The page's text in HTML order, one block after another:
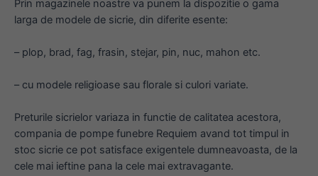
Prin magazinele noastre va punem la dispozitie o gama
larga de modele de sicrie, din diferite esente:
– plop, brad, fag, frasin, stejar, pin, nuc, mahon etc.
– cu modele religioase sau florale si culori variate.
Preturile sicrielor variaza in functie de calitatea acestora,
compania de pompe funebre Requiem avand tot timpul in
stoc sicrie ce pot satisface exigentele dumneavoasta, de la
cele mai ieftine pana la cele mai extravagante.